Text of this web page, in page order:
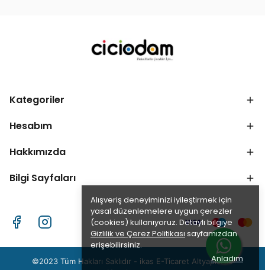
Alışveriş deneyiminizi iyileştirmek için
yasal düzenlemelere uygun çerezler
(cookies) kullanıyoruz. Detaylı bilgiye
Gizlilik ve Çerez Politikası sayfamızdan
erişebilirsiniz.
Anladım
Kategoriler
Hesabım
Hakkımızda
Bilgi Sayfaları
©2023 Tüm Hakları Saklıdır - ikas E-Ticaret Altyapısı ile